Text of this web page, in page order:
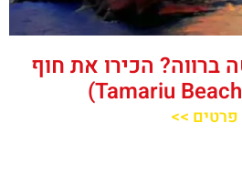
ברווה? הכירו את חוף
פרטים >>